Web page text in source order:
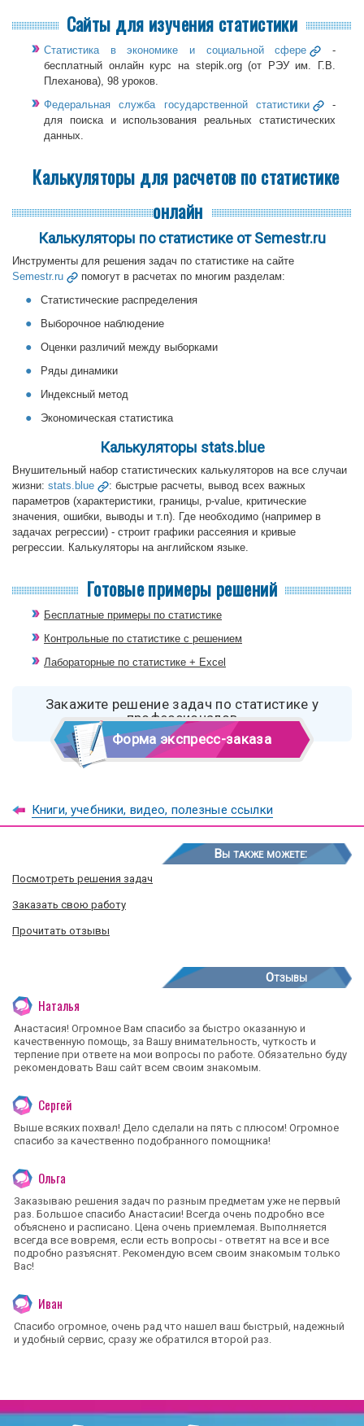
Сайты для изучения статистики
Статистика в экономике и социальной сфере
-
бесплатный онлайн курс на stepik.org (от РЭУ им. Г.В.
Плеханова), 98 уроков.
Федеральная служба государственной статистики
-
для поиска и использования реальных статистических
данных.
Калькуляторы для расчетов по статистике
онлайн
Калькуляторы по статистике от Semestr.ru
Инструменты для решения задач по статистике на сайте
Semestr.ru
помогут в расчетах по многим разделам:
Статистические распределения
Выборочное наблюдение
Оценки различий между выборками
Ряды динамики
Индексный метод
Экономическая статистика
Калькуляторы stats.blue
Внушительный набор статистических калькуляторов на все случаи
жизни: stats.blue
: быстрые расчеты, вывод всех важных
параметров (характеристики, границы, p-value, критические
значения, ошибки, выводы и т.п). Где необходимо (например в
задачах регрессии) - строит графики рассеяния и кривые
регрессии. Калькуляторы на английском языке.
Готовые примеры решений
Бесплатные примеры по статистике
Контрольные по статистике с решением
Лабораторные по статистике + Excel
Закажите решение задач по статистике у
профессионалов
Форма экспресс-заказа
Книги, учебники, видео, полезные ссылки
Вы также можете:
Посмотреть решения задач
Заказать свою работу
Прочитать отзывы
Отзывы
Наталья
Анастасия! Огромное Вам спасибо за быстро оказанную и
качественную помощь, за Вашу внимательность, чуткость и
терпение при ответе на мои вопросы по работе. Обязательно буду
рекомендовать Ваш сайт всем своим знакомым.
Сергей
Выше всяких похвал! Дело сделали на пять с плюсом! Огромное
спасибо за качественно подобранного помощника!
Ольга
Заказываю решения задач по разным предметам уже не первый
раз. Большое спасибо Анастасии! Всегда очень подробно все
объяснено и расписано. Цена очень приемлемая. Выполняется
всегда все вовремя, если есть вопросы - ответят на все и все
подробно разъяснят. Рекомендую всем своим знакомым только
Вас!
Иван
Спасибо огромное, очень рад что нашел ваш быстрый, надежный
и удобный сервис, сразу же обратился второй раз.